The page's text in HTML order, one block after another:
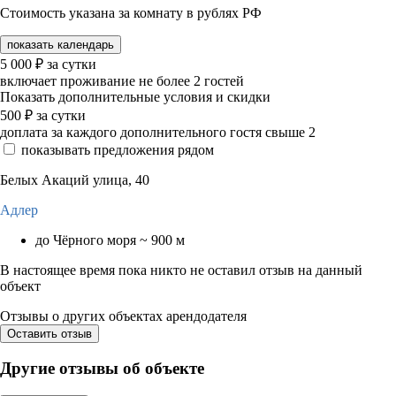
Стоимость указана за комнату в рублях РФ
показать календарь
5 000 ₽ за сутки
включает проживание не более 2 гостей
Показать дополнительные условия и скидки
500 ₽ за сутки
доплата за каждого дополнительного гостя свыше 2
показывать предложения рядом
Белых Акаций улица, 40
Адлер
до Чёрного моря ~ 900 м
В настоящее время пока никто не оставил отзыв на данный
объект
Отзывы о других объектах арендодателя
Оставить отзыв
Другие отзывы об объекте